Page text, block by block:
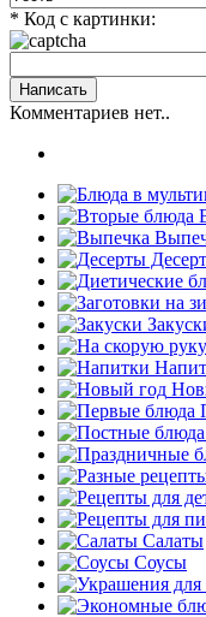
* Код с картинки:
Комментариев нет..
Салаты
Соусы